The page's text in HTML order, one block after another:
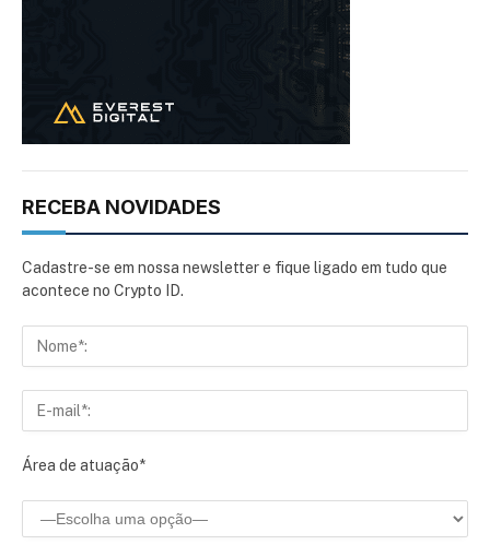
RECEBA NOVIDADES
Cadastre-se em nossa newsletter e fique ligado em tudo que
acontece no Crypto ID.
Área de atuação*